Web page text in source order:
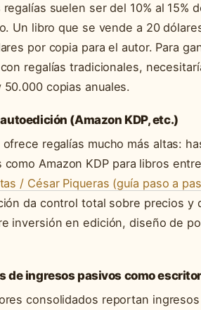
suelen ser del 10% al 15%
Un libro que se vende a 20
por copia para el autor. Para
regalías tradicionales,
copias anuales.
(Amazon KDP, etc.)
regalías mucho más altas:
como Amazon KDP para libros
/ César Piqueras (guía paso a
da control total sobre precios y
inversión en edición, diseño de
de ingresos pasivos como
consolidados reportan